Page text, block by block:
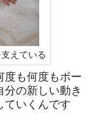
えている
度も何度もボー
分の新しい動き
ていくんです